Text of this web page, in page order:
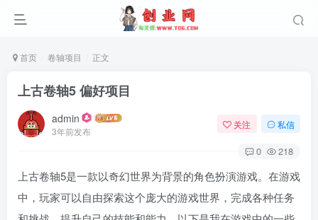
首页 卷轴项目 正文
上古卷轴5 偏好项目
admin
3年前发布
关注 私信
0 218
上古卷轴5是一款以奇幻世界为背景的角色扮演游戏。在游戏
中，玩家可以自由探索这个庞大的游戏世界，完成各种任务